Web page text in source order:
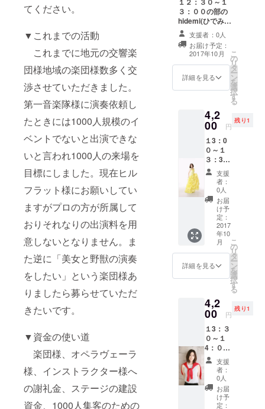
てください。
▼これまでの活動
これまでに地元の交響楽
団様地域の楽団様数多く交
渉させていただきました。
第一音楽隊様に演奏依頼し
たときには1000人規模のイ
ベントでないと出演できな
いと言われ1000人の来場を
目標にしました。現在ヒル
フラット様にお願いしてい
ますがプロの方が所属して
おりそれなりの出演料を用
意しないとなりません。ま
た逆に「美女と野獣の演奏
をしたい」という楽団様あ
りましたら募らせていただ
きたいです。
▼資金の使い道
楽団様、オペラヴェーラ
様、インストラクター様へ
の謝礼金、ステージの建設
資金、1000人集客のための
井久美
子、メ
リッ
サ・
ドー
ン・
パーキ
川温子
曲目: オ
マ」よ
り
Casta
diva オ
ペラ
「椿
姫」よ
りUn di
felice,
Brindisi
オペラ
「夢遊
病の
女」よ
り O
che
tento
d'amor
e, Mariu
L'alba
separa
dalla
luce
l'ombra
他 *曲
目、出
演者は
都合に
より、
入れな
いこと
もでき
ます。)
口愛さ
んのサ
り(日付
は入り
ません
が、
メール
え 日
付やお
名前
等 簡
単な文
言を入
れるこ
ともで
きま
す。サ
インを
入れな
いこと
もでき
す。)
３：００の部の
hidemi(ひでみ)
先生方による
「機能改善に繋
がるTTMS認定
タイ古式マッ
サージセラ
ピー」10月９日
合体育館内会場
に来られる方の
「少しでも多く
の方の健康をサ
ポートしたり、
感動を与えたい
と思いますので
お力になりたい
と思っていま
す。」 2013年よ
りパーソナルト
レーナーとして
活動。 現在、イ
ンストラクター
中。 得意分野
は、機能改善に
《資格》 ●TTMS
認定 タイ古式
マッサージ協会
認定セラピスト
●JTTMA認定 プ
ロフェッショナ
ルセラピスト
●adidas
Functional
Training 認定イ
ンストラクター
支援者：0人
お届け予定：
2017年10月
詳細を見る
こ
の
リ
タ
ー
ン
を
選
択
す
る
4,2
00 円
残り1
１3：0
０～１
３：30
の部の
hidemi(
ひでみ)
先生方
による
「機能
改善に
繋がる
TTMS認
定 タイ
古式
マッ
サージ
ピー」
10月９
日(月曜)
体育の
日当日
午後０
時半ま
でに練
馬区総
合体育
館内会
場に来
支援
者：
0人
お届
け予
定：
2017
年10
月
詳細を見る
こ
の
リ
タ
ー
ン
を
選
択
す
る
4,2
00 円
残り1
１3：３
０～１
4：００
の部の
hidemi(
ひでみ)
先生方
による
「機能
支援
者：
0人
お届
け予
定：